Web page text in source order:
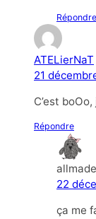
Répondre
ATELierNaT
21
C’est boOo,
Répondre
22
ça me